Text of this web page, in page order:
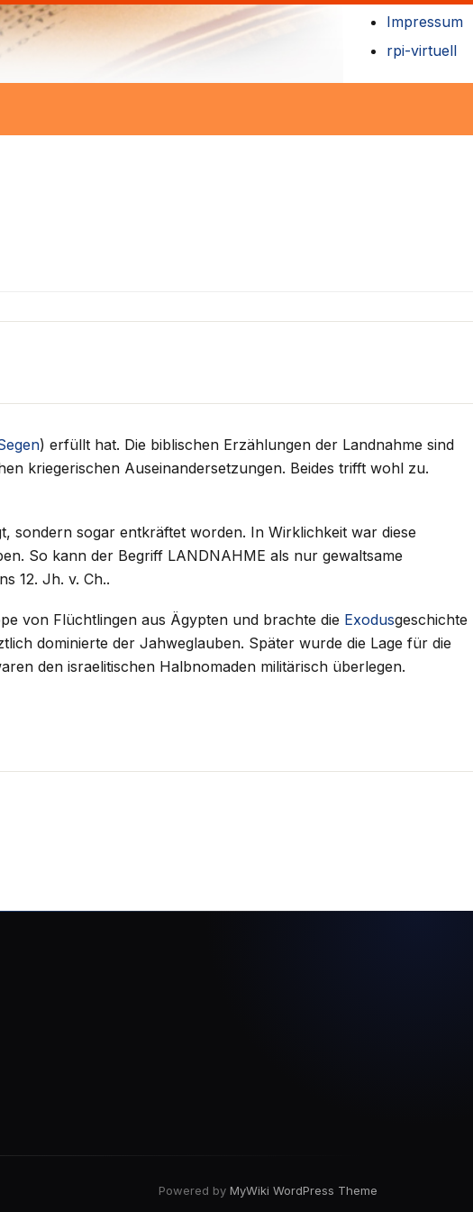
Impressum
rpi-virtuell
) erfüllt hat. Die biblischen Erzählungen der Landnahme sind
kriegerischen Auseinandersetzungen. Beides trifft wohl zu.
sondern sogar entkräftet worden. In Wirklichkeit war diese
So kann der Begriff LANDNAHME als nur gewaltsame
12. Jh. v. Ch..
von Flüchtlingen aus Ägypten und brachte die Exodusgeschichte
dominierte der Jahweglauben. Später wurde die Lage für die
den israelitischen Halbnomaden militärisch überlegen.
Powered by MyWiki WordPress Theme